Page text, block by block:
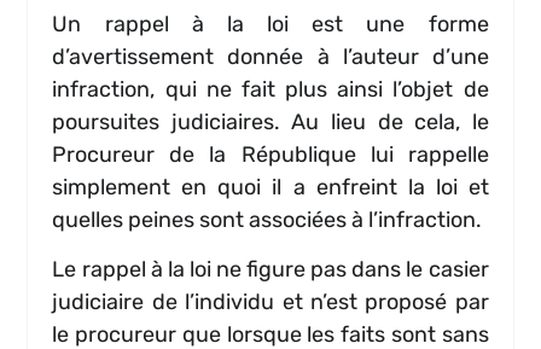
Un rappel à la loi est une forme
d’avertissement donnée à l’auteur d’une
infraction, qui ne fait plus ainsi l’objet de
poursuites judiciaires. Au lieu de cela, le
Procureur de la République lui rappelle
simplement en quoi il a enfreint la loi et
quelles peines sont associées à l’infraction.
Le rappel à la loi ne figure pas dans le casier
judiciaire de l’individu et n’est proposé par
le procureur que lorsque les faits sont sans